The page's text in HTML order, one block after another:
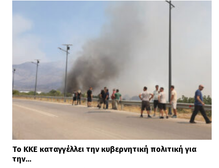
Το ΚΚΕ καταγγέλλει την κυβερνητική πολιτική για
την…